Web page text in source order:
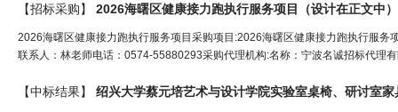
【招标采购】 2026海曙区健康接力跑执行服务项目（设计在正文中）
2026海曙区健康接力跑执行服务项目采购项目:2026海曙区健康接力跑执行服
联系人：林老师电话：0574-55880293采购代理机构:名称：宁波名诚招标代理
【中标结果】 绍兴大学蔡元培艺术与设计学院实验室桌椅、研讨室